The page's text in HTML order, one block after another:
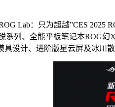
Lab：只为超越”CES 2025
系列、全能平板笔记本ROG
具设计、进阶版星云屏及冰